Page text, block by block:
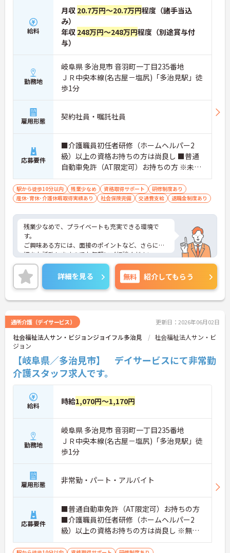
給料
月収 20.7万円～20.7万円程度（諸手当込
み）
年収 248万円～248万円程度（別途賞与付
与）
勤務地
岐阜県 多治見市 音羽町一丁目235番地
ＪＲ中央本線(名古屋－塩尻)「多治見駅」徒
歩1分
雇用形態 契約社員・嘱託社員
応募要件
■介護職員初任者研修（ホームヘルパー2
級）以上の資格お持ちの方は尚良し ■普通
自動車免許（AT限定可）お持ちの方 ※未経
験者、無資格者応相談
駅から徒歩10分以内 残業少なめ 資格取得サポート
研修制度あり
産休･育休･介護休暇取得実績あり
社会保険完備 交通費支給 退職金制度あり
残業少なめで、プライベートも充実できる環境で
す。
ご興味ある方には、面接のポイントなど、さらに詳
細をお話致しますのでお気軽にご相談ください。
詳細を見る 無料 紹介してもらう
通所介護（デイサービス） 更新日：2026年06月02日
社会福祉法人サン・ビジョンジョイフル多治見
社会福祉法人サン・ビ
ジョン
【岐阜県／多治見市】 デイサービスにて非常勤
介護スタッフ求人です。
給料 時給1,070円～1,170円
勤務地
岐阜県 多治見市 音羽町一丁目235番地
ＪＲ中央本線(名古屋－塩尻)「多治見駅」徒
歩1分
雇用形態 非常勤・パート・アルバイト
応募要件
■普通自動車免許（AT限定可）お持ちの方
■介護職員初任者研修（ホームヘルパー2
級）以上の資格お持ちの方は尚良し ※無資
格者、未経験者、ブランクのある方応相談